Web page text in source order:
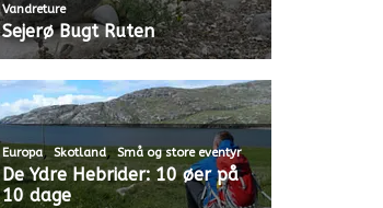
Vandreture
Sejerø Bugt Ruten
Europa,Skotland,Små og store eventyr
De Ydre Hebrider: 10 øer på
10 dage